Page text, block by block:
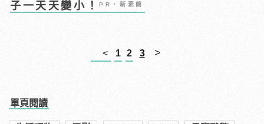
子一天天變小！PR・新素簡
< 1 2 3 >
單頁閱讀